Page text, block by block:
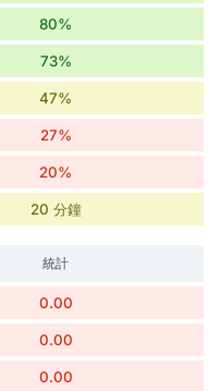
80%
73%
47%
27%
20%
20 分鐘
統計
0.00
0.00
0.00